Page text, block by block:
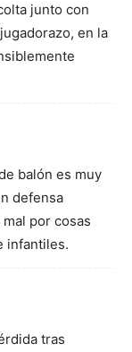
junto con
en la
balón es muy
defensa
por cosas
infantiles.
tras